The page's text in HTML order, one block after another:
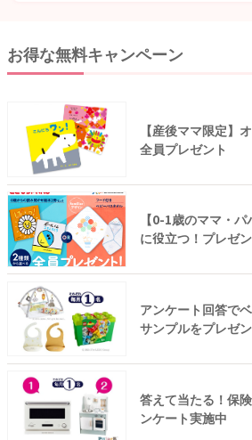
お得な無料キャンペーン
【産後ママ限定】
全員プレゼント
【0-1歳のママ・
に役立つ！プレゼ
アンケート回答で
サンプルをプレゼ
答えて当たる！保
ンケート実施中